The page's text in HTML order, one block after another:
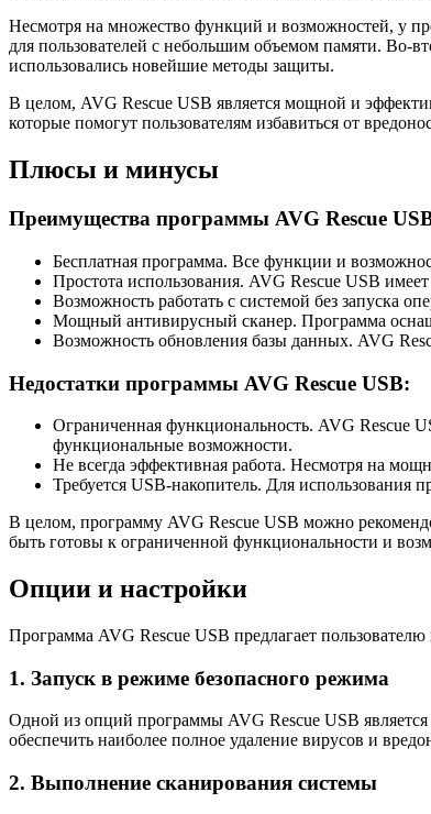
Несмотря на множество функций и возможностей, у
для пользователей с небольшим объемом памяти. Во-
использовались новейшие методы защиты.
В целом, AVG Rescue USB является мощной и
которые помогут пользователям избавиться от
Плюсы и минусы
Преимущества программы AVG Rescue
Бесплатная программа. Все функции и
Простота использования. AVG Rescue USB
Возможность работать с системой без запуска
Мощный антивирусный сканер. Программа
Возможность обновления базы данных. AVG
Недостатки программы AVG Rescue USB:
Ограниченная функциональность. AVG Rescue
функциональные возможности.
Не всегда эффективная работа. Несмотря на
Требуется USB-накопитель. Для использования
В целом, программу AVG Rescue USB можно
быть готовы к ограниченной функциональности и
Опции и настройки
Программа AVG Rescue USB предлагает
1. Запуск в режиме безопасного режима
Одной из опций программы AVG Rescue USB
обеспечить наиболее полное удаление вирусов и
2. Выполнение сканирования системы